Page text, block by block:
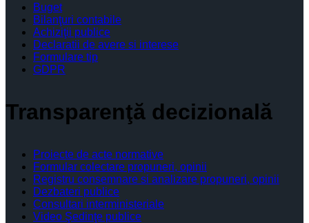
Buget
Bilanţuri contabile
Achiziţii publice
Declaratii de avere si interese
Formulare tip
GDPR
Transparenţă decizională
Proiecte de acte normative
Formular colectare propuneri, opinii
Registru consemnare si analizare propuneri, opinii
Dezbateri publice
Consultari interministeriale
Video Şedinţe publice